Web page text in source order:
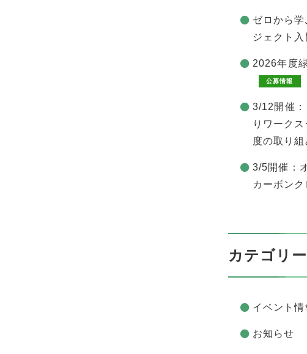
ゼロから
ジェクト
2026年度
公募情報
3/12開催：
りワーク
度の取り組
3/5開催：
カーボンク
カテゴリー
イベント情
お知らせ